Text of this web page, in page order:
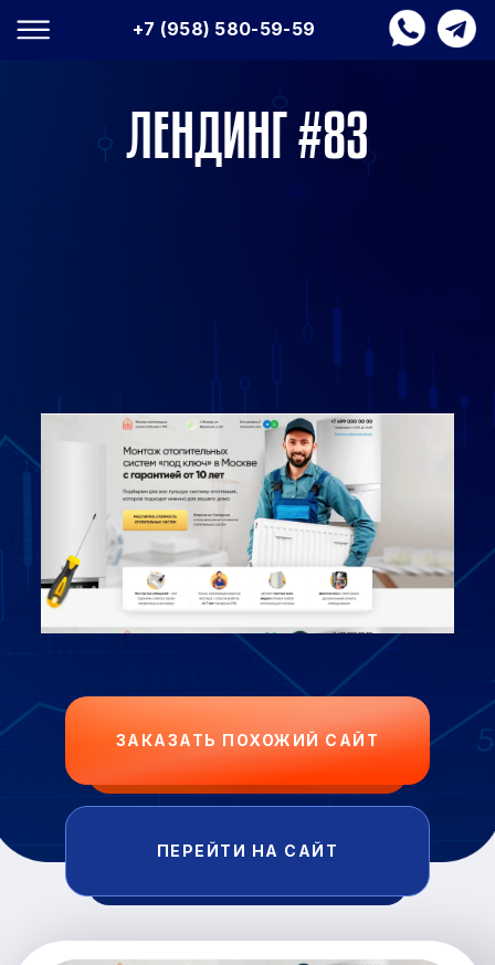
+7 (958) 580-59-59
ЛЕНДИНГ #83
ЗАКАЗАТЬ ПОХОЖИЙ САЙТ
ПЕРЕЙТИ НА САЙТ